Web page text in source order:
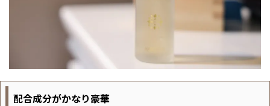
配合成分がかなり豪華